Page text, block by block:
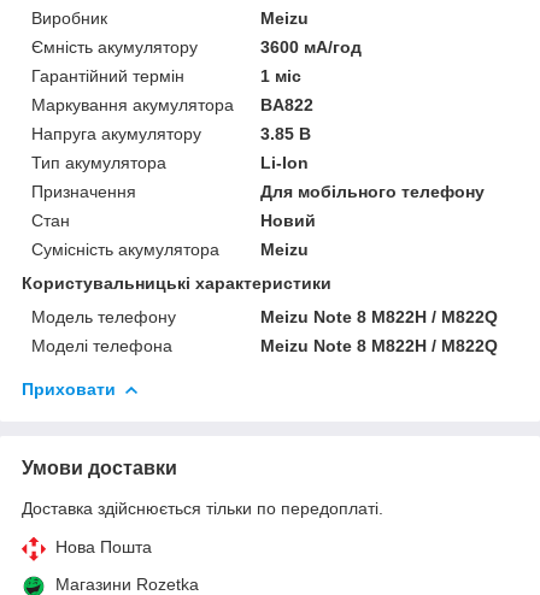
Виробник
Meizu
Ємність акумулятору
3600 мА/год
Гарантійний термін
1 міс
Маркування акумулятора
BA822
Напруга акумулятору
3.85 В
Тип акумулятора
Li-Ion
Призначення
Для мобільного телефону
Стан
Новий
Сумісність акумулятора
Meizu
Користувальницькі характеристики
Модель телефону
Meizu Note 8 M822H / M822Q
Моделі телефона
Meizu Note 8 M822H / M822Q
Приховати
Умови доставки
Доставка здійснюється тільки по передоплаті.
Нова Пошта
Магазини Rozetka